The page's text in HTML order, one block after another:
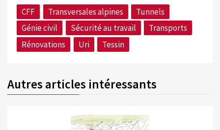
CFF Transversales alpines
Tunnels
Génie civil
Sécurité au travail
Transports
Rénovations
Uri Tessin
Autres articles intéressants